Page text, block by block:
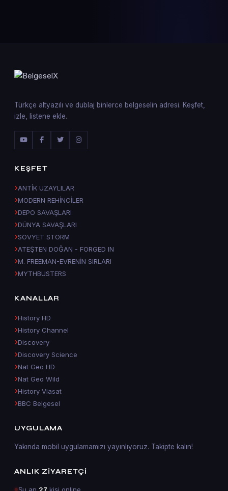
Türkçe altyazılı ve dublaj binlerce belgeselin adresi. Keşfet,
izle, listene ekle.
KEŞFET
ANTİK UZAYLILAR
MODERN REHİNCİLER
DEPO SAVAŞLARI
DÜNYA SAVAŞLARI
SOVYET STORM
ATEŞTEN DOĞAN - FORGED IN
M. FREEMAN-EVRENİN SIRLARI
MYTHBUSTERS
KANALLAR
History HD
History Channel
Discovery
Discovery Science
Nat Geo HD
Nat Geo Wild
History Viasat
BBC Belgesel
UYGULAMA
Yakında mobil uygulamamızı yayınlıyoruz. Takipte kalın!
ANLIK ZIYARETÇI
Şu an 27 kişi online